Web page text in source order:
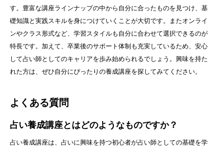
す。豊富な講座ラインナップの中から自分に合ったものを見つけ、基
礎知識と実践スキルを身につけていくことが大切です。またオンライ
ンやクラス形式など、学習スタイルも自分に合わせて選択できるのが
特長です。加えて、卒業後のサポート体制も充実しているため、安心
して占い師としてのキャリアを歩み始められるでしょう。興味を持た
れた方は、ぜひ自分にぴったりの養成講座を探してみてください。
よくある質問
占い養成講座とはどのようなものですか？
占い養成講座は、占いに興味を持つ初心者が占い師としての基礎を学